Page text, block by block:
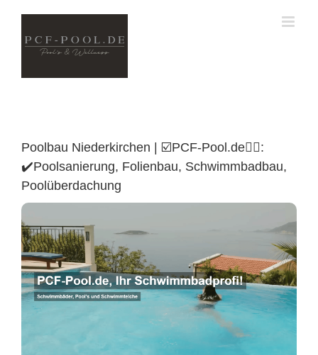
content
Poolbau Niederkirchen | ☑️PCF-Pool.de🏊🏼:
✔️Poolsanierung, Folienbau, Schwimmbadbau,
Poolüberdachung